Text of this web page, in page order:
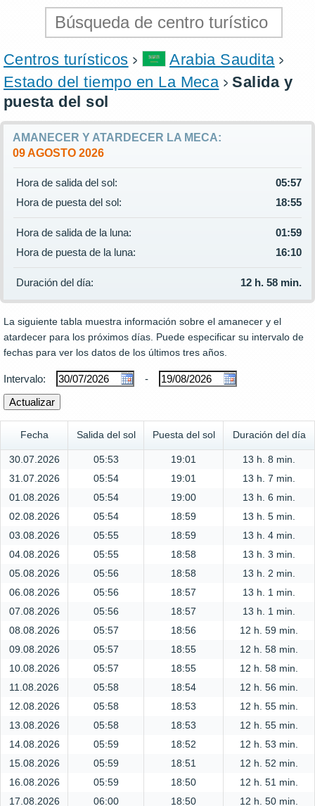
Centros turísticos
Arabia Saudita
Estado del tiempo en La Meca
Salida y
puesta del sol
AMANECER Y ATARDECER LA MECA:
09 AGOSTO 2026
Hora de salida del sol:
05:57
Hora de puesta del sol:
18:55
Hora de salida de la luna:
01:59
Hora de puesta de la luna:
16:10
Duración del día: 12 h. 58 min.
La siguiente tabla muestra información sobre el amanecer y el
atardecer para los próximos días. Puede especificar su intervalo de
fechas para ver los datos de los últimos tres años.
Intervalo: -
Fecha Salida del sol Puesta del sol Duración del día
30.07.2026 05:53 19:01
13 h. 8 min.
31.07.2026
05:54 19:01
13 h. 7 min.
01.08.2026
05:54 19:00
13 h. 6 min.
02.08.2026
05:54 18:59
13 h. 5 min.
03.08.2026
05:55 18:59
13 h. 4 min.
04.08.2026
05:55 18:58
13 h. 3 min.
05.08.2026
05:56 18:58
13 h. 2 min.
06.08.2026
05:56 18:57
13 h. 1 min.
07.08.2026
05:56 18:57
13 h. 1 min.
08.08.2026
05:57 18:56
12 h. 59 min.
09.08.2026
05:57 18:55
12 h. 58 min.
10.08.2026
05:57 18:55
12 h. 58 min.
11.08.2026
05:58 18:54
12 h. 56 min.
12.08.2026
05:58 18:53
12 h. 55 min.
13.08.2026
05:58 18:53
12 h. 55 min.
14.08.2026
05:59 18:52
12 h. 53 min.
15.08.2026
05:59 18:51
12 h. 52 min.
16.08.2026
05:59 18:50
12 h. 51 min.
17.08.2026
06:00 18:50
12 h. 50 min.